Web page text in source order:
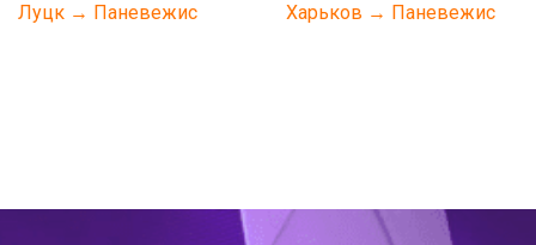
Луцк → Паневежис
Харьков → Паневежис